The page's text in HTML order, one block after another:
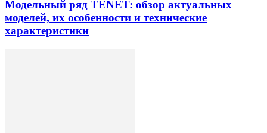
Модельный ряд TENET: обзор актуальных
моделей, их особенности и технические
характеристики